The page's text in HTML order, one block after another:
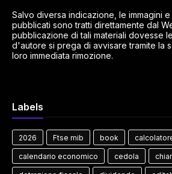
Salvo diversa indicazione, le immagini
pubblicati sono tratti direttamente dal
pubblicazione di tali materiali dovesse
d'autore si prega di avvisare tramite la
loro immediata rimozione.
Labels
2026 Ftse mib book
calendario economico cedola